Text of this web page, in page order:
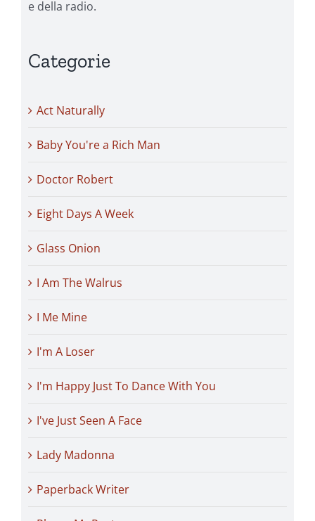
e della radio.
Categorie
Act Naturally
Baby You're a Rich Man
Doctor Robert
Eight Days A Week
Glass Onion
I Am The Walrus
I Me Mine
I'm A Loser
I'm Happy Just To Dance With You
I've Just Seen A Face
Lady Madonna
Paperback Writer